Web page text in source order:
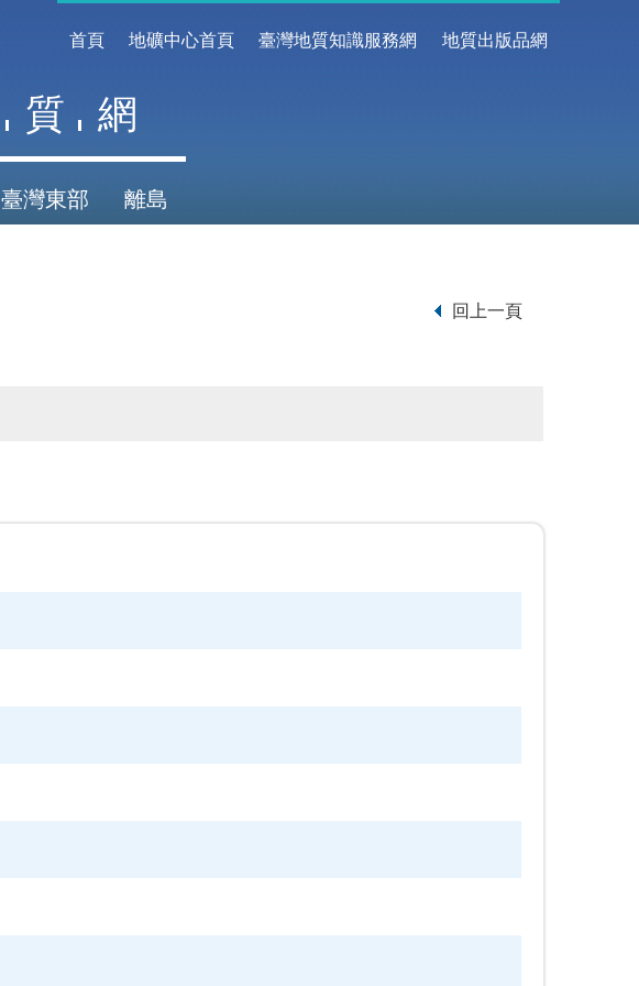
首頁 地礦中心首頁 臺灣地質知識服務網 地質出版品網
質 網
臺灣東部 離島
回上一頁